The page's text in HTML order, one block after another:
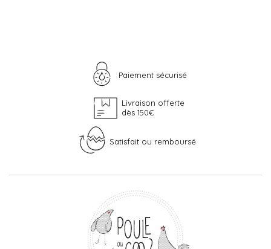
Paiement sécurisé
Livraison offerte
dès 150€
Satisfait ou remboursé